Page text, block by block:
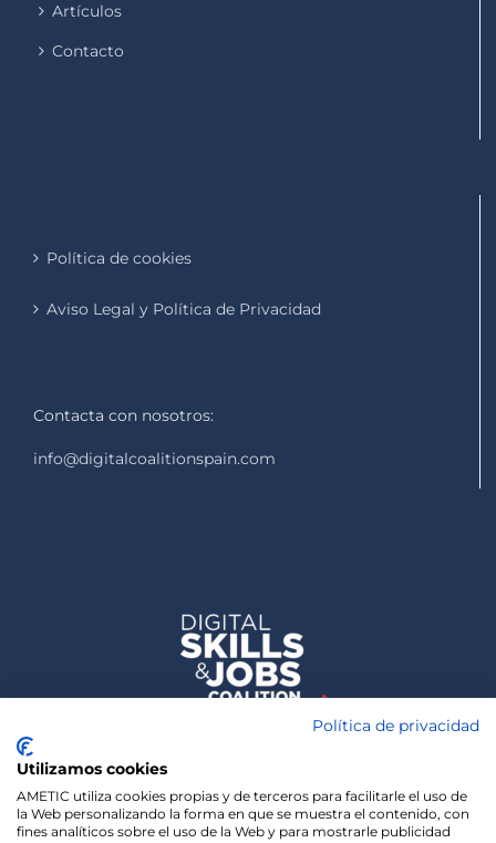
Artículos
Contacto
Política de cookies
Aviso Legal y Política de Privacidad
Contacta con nosotros:
info@digitalcoalitionspain.com
Política de privacidad
Utilizamos cookies
AMETIC utiliza cookies propias y de terceros para facilitarle el uso de
la Web personalizando la forma en que se muestra el contenido, con
fines analíticos sobre el uso de la Web y para mostrarle publicidad